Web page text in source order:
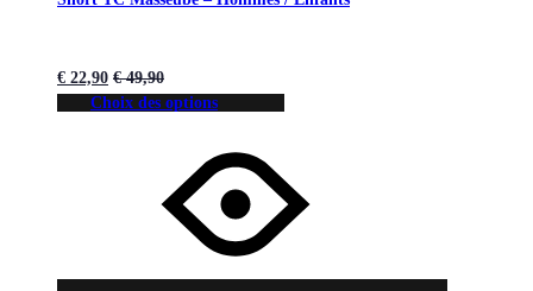
€ 22,90 €49,90
Choix des options